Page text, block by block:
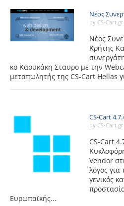
Νέος
by CS-
Νέος
Κρήτης
κο Καουκάκη Σταυρο με την
μεταπωλητής της CS-Cart Hellas
CS-Cart
by CS-
CS-Cart
Vendor
λόγος για
γενικός
Ευρωπαϊκής...